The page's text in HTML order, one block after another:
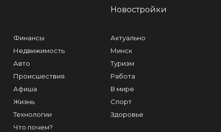
Новостройки
Финансы
Недвижимость
Авто
Происшествия
Афиша
Жизнь
Технологии
Что почем?
Актуально
Минск
Туризм
Работа
В мире
Спорт
Здоровье